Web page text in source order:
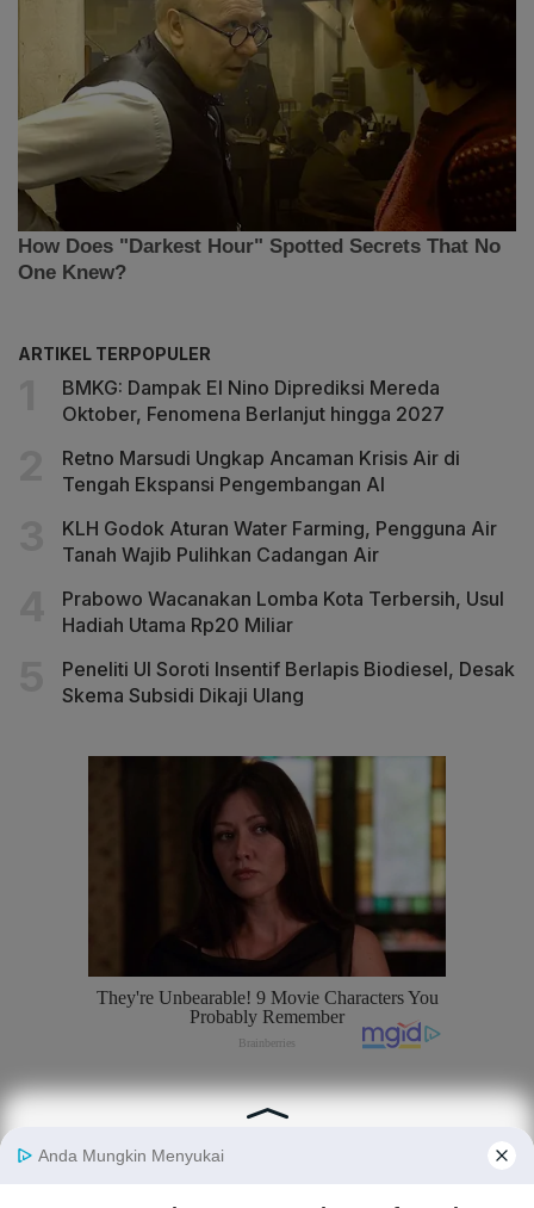
ARTIKEL TERPOPULER
BMKG: Dampak El Nino Diprediksi Mereda
Oktober, Fenomena Berlanjut hingga 2027
Retno Marsudi Ungkap Ancaman Krisis Air di
Tengah Ekspansi Pengembangan AI
KLH Godok Aturan Water Farming, Pengguna Air
Tanah Wajib Pulihkan Cadangan Air
Prabowo Wacanakan Lomba Kota Terbersih, Usul
Hadiah Utama Rp20 Miliar
Peneliti UI Soroti Insentif Berlapis Biodiesel, Desak
Skema Subsidi Dikaji Ulang